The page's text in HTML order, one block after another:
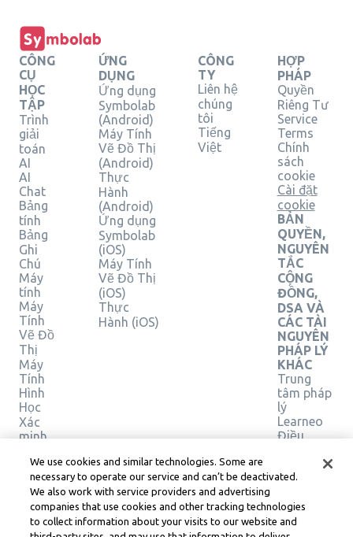
CÔNG
CỤ
HỌC
TẬP
Trình
giải
toán
AI
AI
Chat
Bảng
tính
Bảng
Ghi
Chú
Máy
tính
Máy
Tính
Vẽ Đồ
Thị
Máy
Tính
Hình
Học
Xác
minh
pháp
ỨNG
DỤNG
Ứng dụng
Symbolab
(Android)
Máy Tính
Vẽ Đồ Thị
(Android)
Thực
Hành
(Android)
Ứng dụng
Symbolab
(iOS)
Máy Tính
Vẽ Đồ Thị
(iOS)
Thực
Hành (iOS)
CÔNG
TY
Liên hệ
chúng
tôi
Tiếng
Việt
HỢP
PHÁP
Quyền
Riêng Tư
Service
Terms
Chính
sách
cookie
Cài đặt
cookie
BẢN
QUYỀN,
NGUYÊN
TẮC
CỘNG
ĐỒNG,
DSA VÀ
CÁC TÀI
NGUYÊN
PHÁP LÝ
KHÁC
Trung
tâm pháp
lý
Learneo
Điều
của
Symbolab, a Learneo, Inc. business
We use cookies and similar technologies. Some are
necessary to operate our service and can’t be deactivated.
We also work with service providers and advertising
companies that use cookies and other tracking technologies
to collect information about your visits to our website and